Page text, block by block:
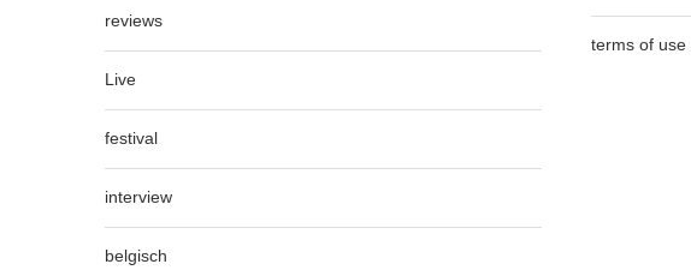
reviews
Live
festival
interview
belgisch
terms of use